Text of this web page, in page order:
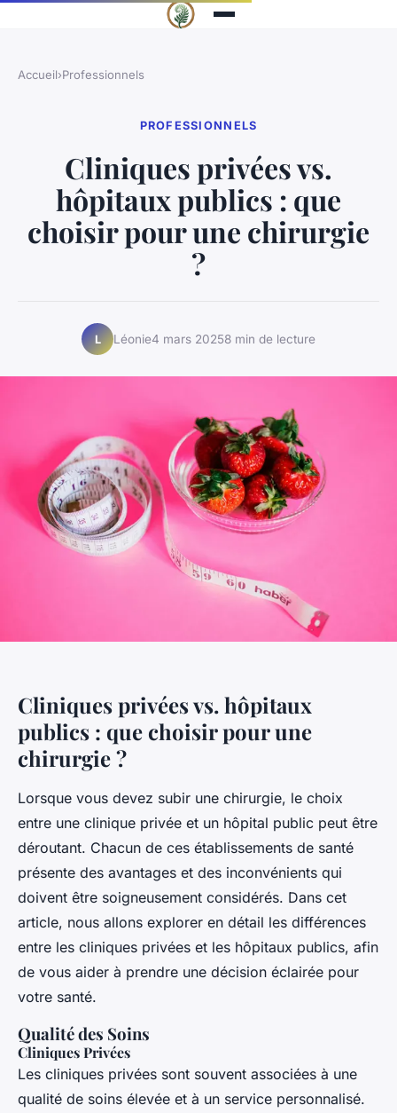
Accueil›Professionnels
PROFESSIONNELS
Cliniques privées vs.
hôpitaux publics : que
choisir pour une chirurgie
?
L Léonie4 mars 20258 min de lecture
Cliniques privées vs. hôpitaux
publics : que choisir pour une
chirurgie ?
Lorsque vous devez subir une chirurgie, le choix
entre une clinique privée et un hôpital public peut être
déroutant. Chacun de ces établissements de santé
présente des avantages et des inconvénients qui
doivent être soigneusement considérés. Dans cet
article, nous allons explorer en détail les différences
entre les cliniques privées et les hôpitaux publics, afin
de vous aider à prendre une décision éclairée pour
votre santé.
Qualité des Soins
Cliniques Privées
Les cliniques privées sont souvent associées à une
qualité de soins élevée et à un service personnalisé.